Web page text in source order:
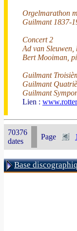
Orgelmarathon
Guilmant 1837-
Concert 2
Ad van Sleuwen,
Bert Mooiman,
Guilmant
Guilmant
Guilmant
Lien :
70376
dates
Page 1
Base